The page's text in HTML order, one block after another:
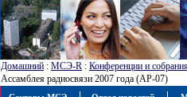
Домашний : МСЭ-R : Конференции и
Ассамблея радиосвязи 2007 года (АР-07)